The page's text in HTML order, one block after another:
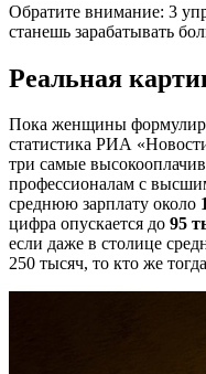
Обратите внимание: 3
станешь зарабатывать
Реальная
Пока женщины
статистика РИА
три самые
профессионалам с
среднюю зарплату около
цифра опускается до 95
если даже в столице
250 тысяч, то кто же